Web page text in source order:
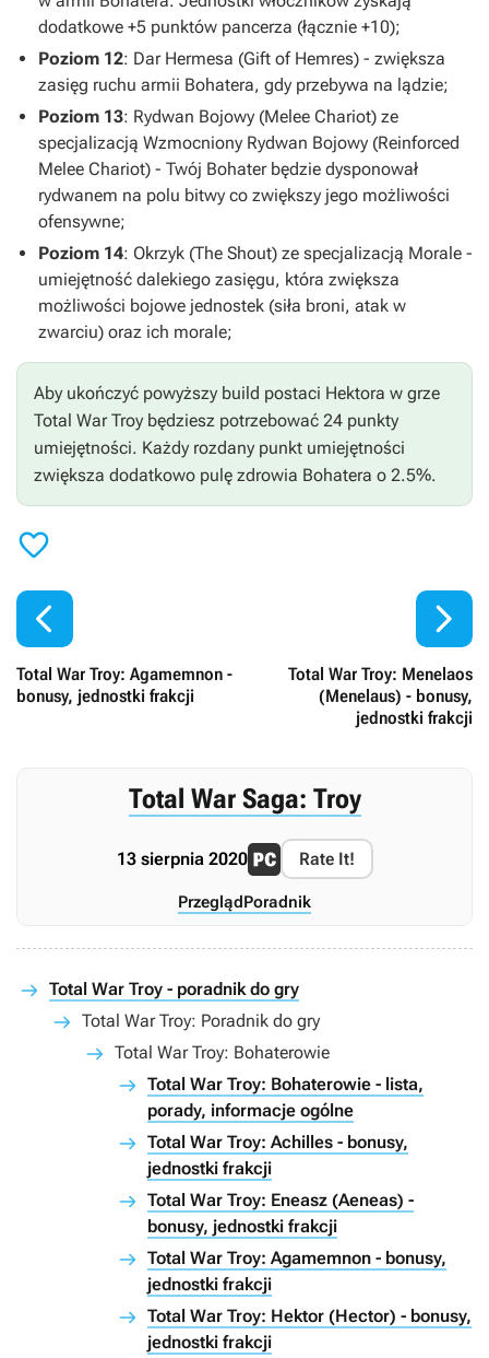
dodatkowe +5 punktów pancerza (łącznie +10);
Poziom 12: Dar Hermesa (Gift of Hemres) - zwiększa
zasięg ruchu armii Bohatera, gdy przebywa na lądzie;
Poziom 13: Rydwan Bojowy (Melee Chariot) ze
specjalizacją Wzmocniony Rydwan Bojowy (Reinforced
Melee Chariot) - Twój Bohater będzie dysponował
rydwanem na polu bitwy co zwiększy jego możliwości
ofensywne;
Poziom 14: Okrzyk (The Shout) ze specjalizacją Morale -
umiejętność dalekiego zasięgu, która zwiększa
możliwości bojowe jednostek (siła broni, atak w
zwarciu) oraz ich morale;
Aby ukończyć powyższy build postaci Hektora w grze
Total War Troy będziesz potrzebować 24 punkty
umiejętności. Każdy rozdany punkt umiejętności
zwiększa dodatkowo pulę zdrowia Bohatera o 2.5%.


Total War Troy: Agamemnon -
bonusy, jednostki frakcji
Total War Troy: Menelaos
(Menelaus) - bonusy,
jednostki frakcji

Total War Saga: Troy
13 sierpnia 2020 Rate It!
PrzeglądPoradnik
Total War Troy - poradnik do gry
Total War Troy: Poradnik do gry
Total War Troy: Bohaterowie
Total War Troy: Bohaterowie - lista,
porady, informacje ogólne
Total War Troy: Achilles - bonusy,
jednostki frakcji
Total War Troy: Eneasz (Aeneas) -
bonusy, jednostki frakcji
Total War Troy: Agamemnon - bonusy,
jednostki frakcji
Total War Troy: Hektor (Hector) - bonusy,
jednostki frakcji